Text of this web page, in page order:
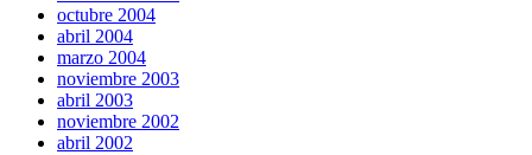
octubre 2004
abril 2004
marzo 2004
noviembre 2003
abril 2003
noviembre 2002
abril 2002